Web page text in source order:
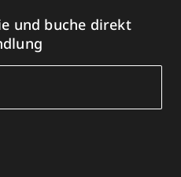
und buche direkt